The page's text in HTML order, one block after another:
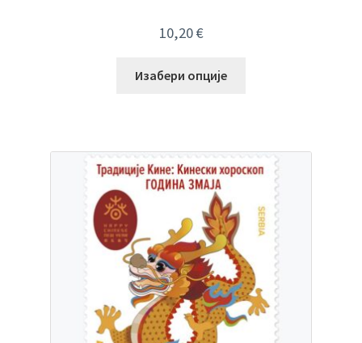
10,20€
Изабери опције